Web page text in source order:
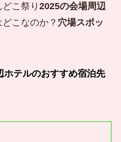
こ祭り 2025の会場周辺
どこなのか？ 穴場スポッ
ホテルのおすすめ宿泊先